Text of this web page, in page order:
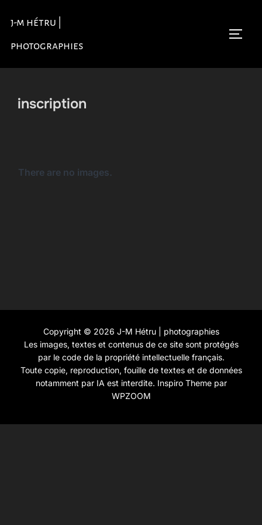
contenu
j-m hétru |
photographies
inscription
There are no images.
Copyright © 2026 J-M Hétru | photographies
Les images, textes et contenus de ce site sont protégés
par le code de la propriété intellectuelle français.
Toute copie, reproduction, fouille de textes et de données
notamment par IA est interdite. Inspiro Themepar
WPZOOM